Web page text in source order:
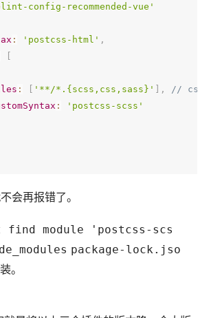
config-recommended-vue'
: 'postcss-html' ,
: '**/*.{scss,css,sass}' ,
// css
:
'postcss-scss'
会再报错了。
find module 'postcss-scs
package-lock.jso
。